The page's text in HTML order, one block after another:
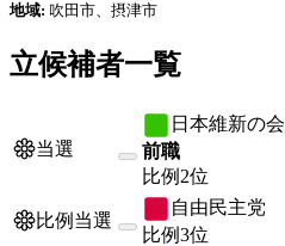
地域: 吹田市、摂津市
立候補者一覧
当選
日本維新の会
前職
比例 2位
比例当選
自由民主党
比例3位